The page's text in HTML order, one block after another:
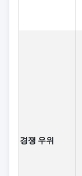
경쟁 우위